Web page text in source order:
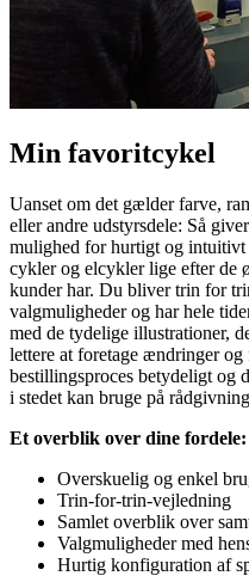
Min favoritcykel
Uanset om det gælder farve,
eller andre udstyrsdele: Så
mulighed for hurtigt og
cykler og elcykler lige efter de
kunder har. Du bliver trin for
valgmuligheder og har hele
med de tydelige illustrationer,
lettere at foretage ændringer
bestillingsproces betydeligt og
i stedet kan bruge på
Et overblik over dine fordele:
Overskuelig og enkel
Trin-for-trin-vejledning
Samlet overblik over
Valgmuligheder med
Hurtig konfiguration af